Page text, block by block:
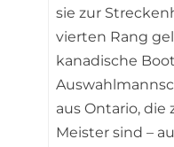
sie zur
vierten Rang
kanadische
aus Ontario, die
Meister sind –